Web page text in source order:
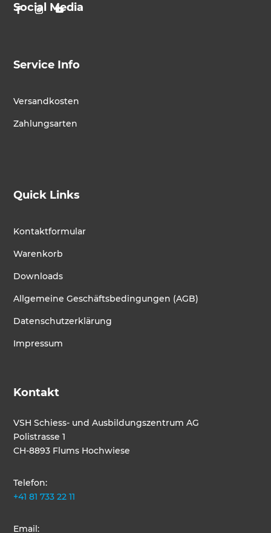
Social Media
Service Info
Versandkosten
Zahlungsarten
Quick Links
Kontaktformular
Warenkorb
Downloads
Allgemeine Geschäftsbedingungen (AGB)
Datenschutzerklärung
Impressum
Kontakt
VSH Schiess- und Ausbildungszentrum AG
Polistrasse 1
CH-8893 Flums Hochwiese
Telefon:
+41 81 733 22 11
Email: